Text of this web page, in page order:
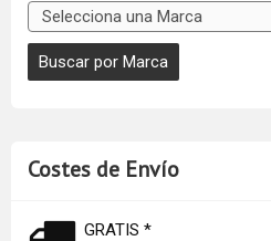
Costes de Envío
GRATIS *